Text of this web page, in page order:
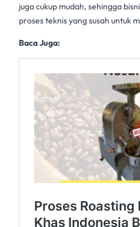
juga cukup mudah, sehingga
proses teknis yang susah untuk
Baca Juga: